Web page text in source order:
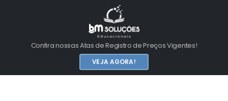
Confira nossas Atas de Registro de Preços Vigentes!
VEJA AGORA!